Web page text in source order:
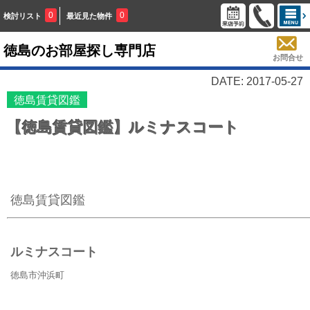
検討リスト 0 最近見た物件 0
徳島のお部屋探し専門店 お問合せ
DATE: 2017-05-27
徳島賃貸図鑑
【徳島賃貸図鑑】ルミナスコート
徳島賃貸図鑑
ルミナスコート
徳島市沖浜町